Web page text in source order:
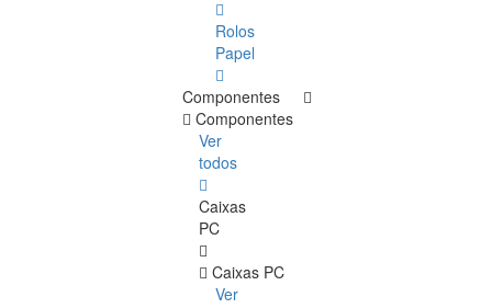
Rolos
Papel
Componentes
Componentes
Ver
todos
Caixas
PC
Caixas PC
Ver